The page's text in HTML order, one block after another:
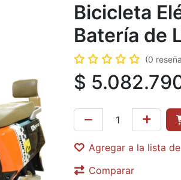
Bicicleta
Batería de
(0
$
Agregar a la lista
Comparar